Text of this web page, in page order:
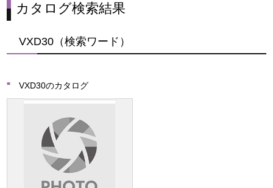
カタログ検索結果
VXD30（検索ワード）
VXD30のカタログ